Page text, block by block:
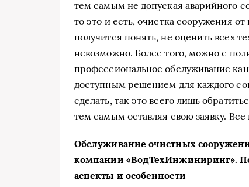
тем самым не допуская аварийного
то это и есть, очистка сооружения
получится понять, не оценить всех
невозможно. Более того, можно с
профессиональное обслуживание
доступным решением для каждого
сделать, так это всего лишь
тем самым оставляя свою заявку.
Обслуживание очистных
компании «ВодТехИнжиниринг».
аспекты и особенности